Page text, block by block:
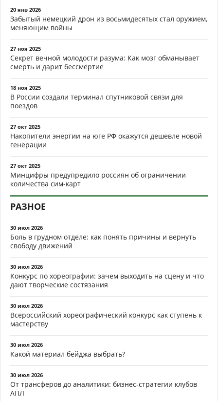
20 янв 2026
Забытый немецкий дрон из восьмидесятых стал оружием,
меняющим войны
27 ноя 2025
Секрет вечной молодости разума: Как мозг обманывает
смерть и дарит бессмертие
18 ноя 2025
В России создали терминал спутниковой связи для
поездов
27 окт 2025
Накопители энергии на юге РФ окажутся дешевле новой
генерации
27 окт 2025
Минцифры предупредило россиян об ограничении
количества сим-карт
РАЗНОЕ
30 июл 2026
Боль в грудном отделе: как понять причины и вернуть
свободу движений
30 июл 2026
Конкурс по хореографии: зачем выходить на сцену и что
дают творческие состязания
30 июл 2026
Всероссийский хореографический конкурс как ступень к
мастерству
30 июл 2026
Какой материал бейджа выбрать?
30 июл 2026
От трансферов до аналитики: бизнес-стратегии клубов
АПЛ